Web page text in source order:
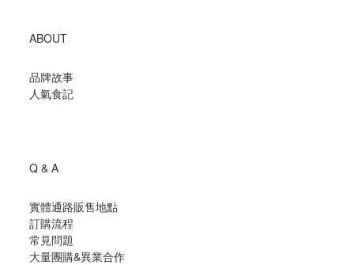
ABOUT
品牌故事
人氣食記
Q & A
實體通路販售地點
訂購流程
常見問題
大量團購&異業合作